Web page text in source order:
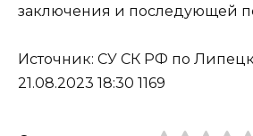
заключения и последующей
Источник: СУ СК РФ по
21.08.2023 18:30 1169